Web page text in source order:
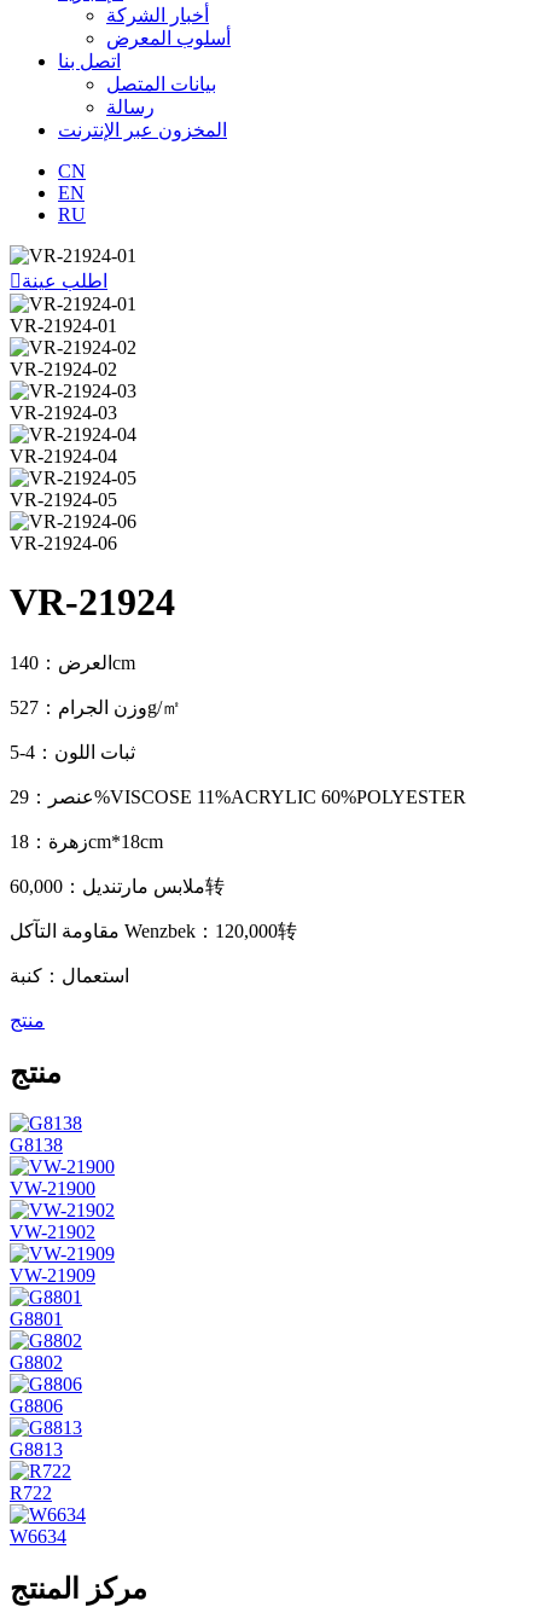
أخبار الشركة
أسلوب المعرض
اتصل بنا
بيانات المتصل
رسالة
المخزون عبر الإنترنت
CN
EN
RU
اطلب عينة
VR-21924-01
VR-21924-02
VR-21924-03
VR-21924-04
VR-21924-05
VR-21924-06
VR-21924
العرض：140cm
وزن الجرام：527g/㎡
ثبات اللون：4-5
عنصر：29%VISCOSE 11%ACRYLIC 60%POLYESTER
زهرة：18cm*18cm
ملابس مارتنديل：60,000转
مقاومة التآكل Wenzbek：120,000转
استعمال：كنبة
منتج
منتج
G8138
VW-21900
VW-21902
VW-21909
G8801
G8802
G8806
G8813
R722
W6634
مركز المنتج